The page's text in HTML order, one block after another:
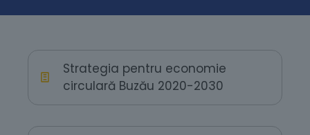
Strategia pentru economie
circulară Buzău 2020-2030